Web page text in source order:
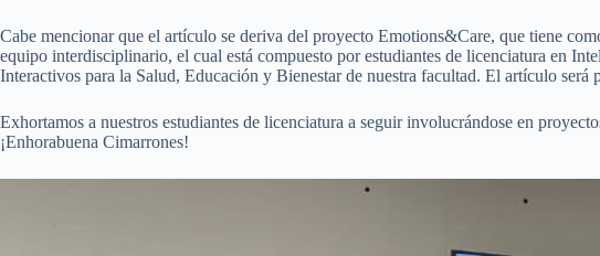
Cabe mencionar que el artículo se deriva del proyecto Emotions&Care, que tiene
equipo interdisciplinario, el cual está compuesto por estudiantes de licenciatura en
Interactivos para la Salud, Educación y Bienestar de nuestra facultad. El artículo será
Exhortamos a nuestros estudiantes de licenciatura a seguir involucrándose en
¡Enhorabuena Cimarrones!